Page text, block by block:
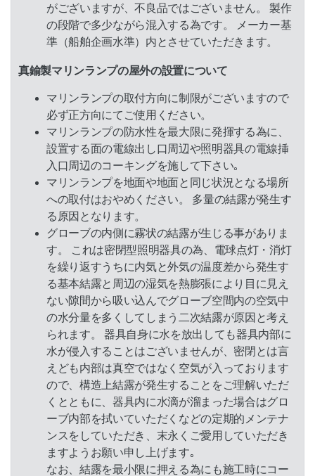
がございますが、不良品ではございません。 製作
の段階で多少ながら混入する為です。 メーカー基
準（船舶企画水準）内とさせていただきます。
真鍮製マリンランプの屋外の設置について
マリンランプの取付方向に制限がございますので
必ず正方向にてご使用ください。
マリンランプの防水性を最大限に発揮する為に、
設置する面の電線出し口周辺や照明器具の電線挿
入口周辺のコーキングを施して下さい｡
マリンランプを地面や地面と同じ状況となる場所
への取付はおやめください。 多量の結露が発生す
る原因となります。
グローブの内側に霧状の結露が生じる事がありま
す。 これは密閉型照明器具の為、電球点灯・消灯
を繰り返すうちに内気と外気の温度差から発生す
る基本結露と周辺の湿気を熱膨張により目に見え
ない隙間から吸い込んでグローブ空間内の空気中
の水分量を多くしてしまう二次結露が原因と考え
られます。 器具自身に水を放出しても器具内部に
水が侵入することはございませんが、密閉とは言
えども内部は真空ではなく空気が入っております
ので、構造上結露が発生することをご理解いただ
くとともに、器具内に水滴が溜まった場合はグロ
ーブ内部を拭いていただくなどの定期的メンテナ
ンスをしていただき、末永くご愛用していただき
ますようお願い申し上げます｡
なお、結露を最小限に押える為にも施工時にコー